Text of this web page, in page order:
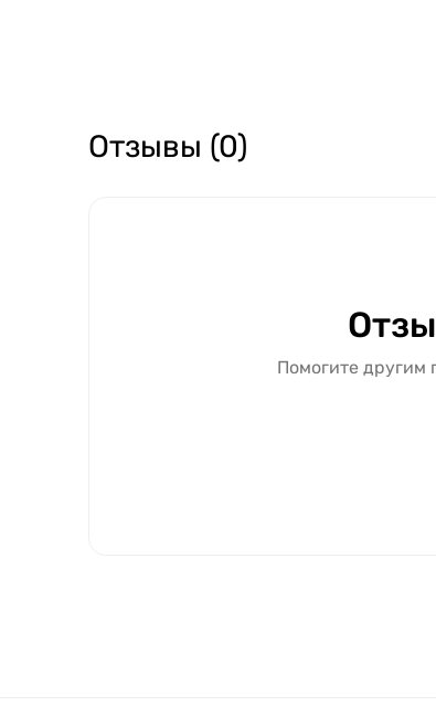
Отзывы (0)
Помогите другим